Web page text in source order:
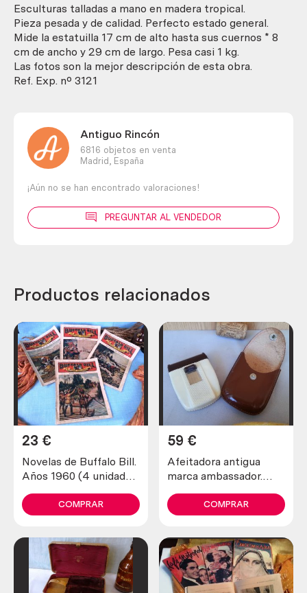
madera
tropical.
Años
80
cantidad
Esculturas talladas a mano en madera tropical.
Pieza pesada y de calidad. Perfecto estado general.
Mide la estatuilla 17 cm de alto hasta sus cuernos * 8
cm de ancho y 29 cm de largo. Pesa casi 1 kg.
Las fotos son la mejor descripción de esta obra.
Ref. Exp. nº 3121
Antiguo Rincón
6816 objetos en venta
Madrid,
España
¡Aún no se han encontrado valoraciones!
PREGUNTAR AL VENDEDOR
Productos relacionados
Novelas de Buffalo Bill.
Años 1960 (4 unidades
23 €
COMPRAR
Afeitadora antigua
marca ambassador.
colección
59 €
COMPRAR